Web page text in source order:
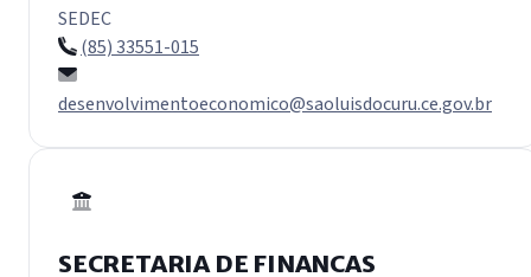
SEDEC
(85) 33551-015
desenvolvimentoeconomico@saoluisdocuru.ce.gov.br
SECRETARIA DE FINANCAS